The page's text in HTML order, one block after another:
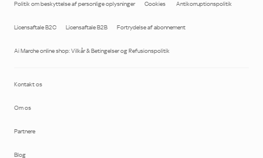
Politik om beskyttelse af personlige oplysninger Cookies Antikorruptionspolitik
Licensaftale B2C Licensaftale B2B Fortrydelse af abonnement
Ai Marche online shop: Vilkår & Betingelser og Refusionspolitik
Kontakt os
Om os
Partnere
Blog